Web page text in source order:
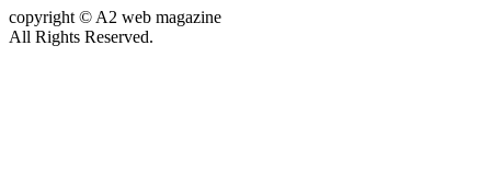
copyright © A2 web magazine
All Rights Reserved.